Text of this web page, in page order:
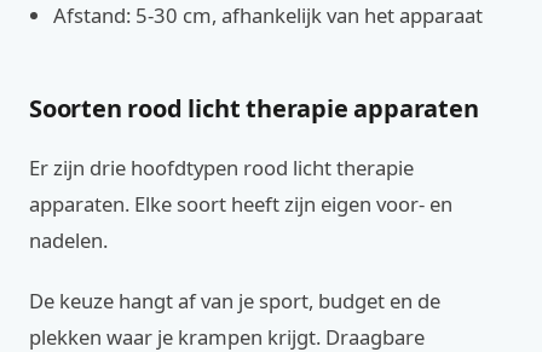
Afstand: 5-30 cm, afhankelijk van het apparaat
Soorten rood licht therapie apparaten
Er zijn drie hoofdtypen rood licht therapie
apparaten. Elke soort heeft zijn eigen voor- en
nadelen.
De keuze hangt af van je sport, budget en de
plekken waar je krampen krijgt. Draagbare